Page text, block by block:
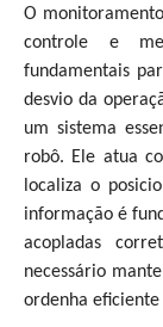
O
controle e
fundamentais
desvio da
um sistema
robô. Ele atua
localiza o
informação é
acopladas
necessário
ordenha